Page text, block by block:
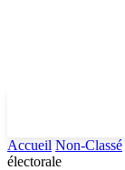
Accueil Non-Classé
électorale